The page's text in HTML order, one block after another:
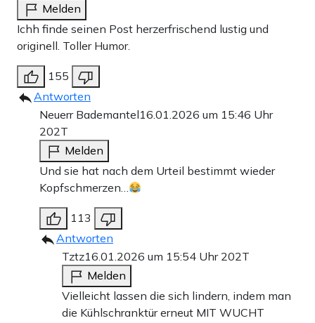
Melden
Ichh finde seinen Post herzerfrischend lustig und
originell. Toller Humor.
155
Antworten
Neuerr Bademantel16.01.2026 um 15:46 Uhr
202T
Melden
Und sie hat nach dem Urteil bestimmt wieder
Kopfschmerzen…
113
Antworten
Tztz16.01.2026 um 15:54 Uhr 202T
Melden
Vielleicht lassen die sich lindern, indem man
die Kühlschranktür erneut MIT WUCHT